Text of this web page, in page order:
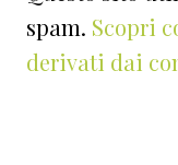
spam. Scopri
derivati dai